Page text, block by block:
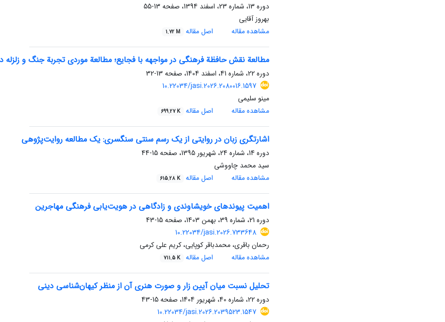
دوره 13، شماره 23، اسفند 1394، صفحه
13-55
بهروز آقایی
مشاهده مقاله
اصل مقاله 1.72 M
مطالعة نقش حافظة فرهنگی در مواجهه با فجایع؛ مطالعة موردی تجربة جنگ و زلزله
دوره 22، شماره 41، اسفند 1404، صفحه
13-32
10.22034/jasi.2026.2080016.1597
مینو سلیمی
مشاهده مقاله
اصل مقاله 699.27 K
اشارتگری زبان در روایتی از یک رسم سنتی سنگسری: یک مطالعه روایت‌پژوهی
دوره 14، شماره 24، شهریور 1395، صفحه
15-44
سید محمد چاووشی
مشاهده مقاله
اصل مقاله 615.28 K
اهمیت پیوندهای خویشاوندی و زادگاهی در هویت‌یابی فرهنگی مهاجرین
دوره 21، شماره 39، بهمن 1403، صفحه
15-43
10.22034/jasi.2026.733648
رحمان باقری، محمدباقر کوپایی، کریم علی کرمی
مشاهده مقاله
اصل مقاله 711.5 K
تحلیل نسبت میان آیین زار و صورت هنری آن از منظر کیهان‌شناسی دینی
دوره 22، شماره 40، شهریور 1404، صفحه
15-43
10.22034/jasi.2026.2039523.1547